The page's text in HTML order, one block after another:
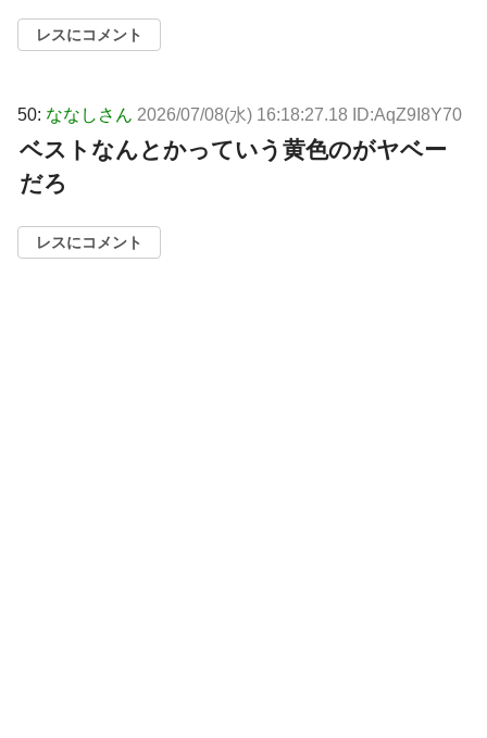
レスにコメント
50: ななしさん 2026/07/08(水) 16:18:27.18 ID:AqZ9I8Y70
ベストなんとかっていう黄色のがヤベー
だろ
レスにコメント